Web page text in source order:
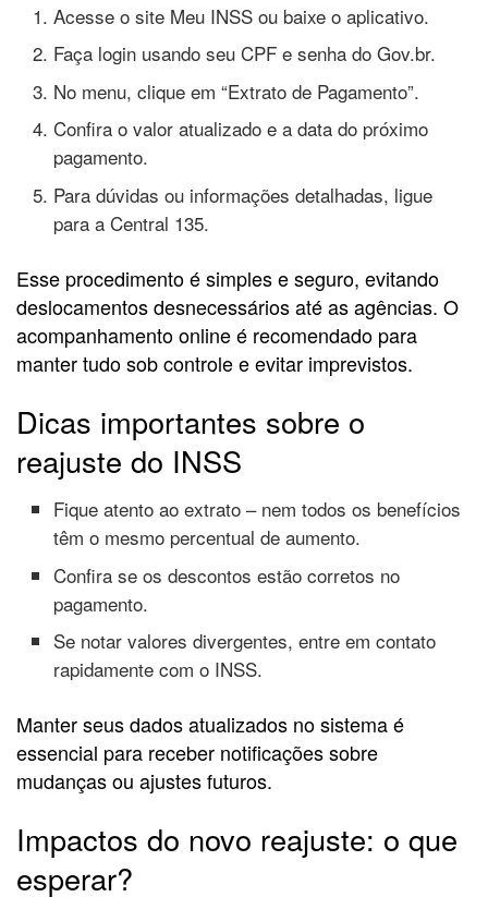
Acesse o site Meu INSS ou baixe o aplicativo.
Faça login usando seu CPF e senha do Gov.br.
No menu, clique em “Extrato de Pagamento”.
Confira o valor atualizado e a data do próximo
pagamento.
Para dúvidas ou informações detalhadas, ligue
para a Central 135.
Esse procedimento é simples e seguro, evitando
deslocamentos desnecessários até as agências. O
acompanhamento online é recomendado para
manter tudo sob controle e evitar imprevistos.
Dicas importantes sobre o
reajuste do INSS
Fique atento ao extrato – nem todos os benefícios
têm o mesmo percentual de aumento.
Confira se os descontos estão corretos no
pagamento.
Se notar valores divergentes, entre em contato
rapidamente com o INSS.
Manter seus dados atualizados no sistema é
essencial para receber notificações sobre
mudanças ou ajustes futuros.
Impactos do novo reajuste: o que
esperar?